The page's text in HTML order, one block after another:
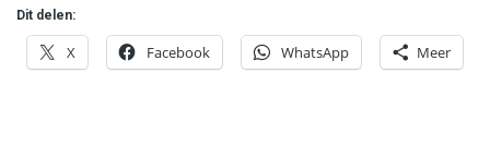
Dit delen:
X Facebook WhatsApp Meer